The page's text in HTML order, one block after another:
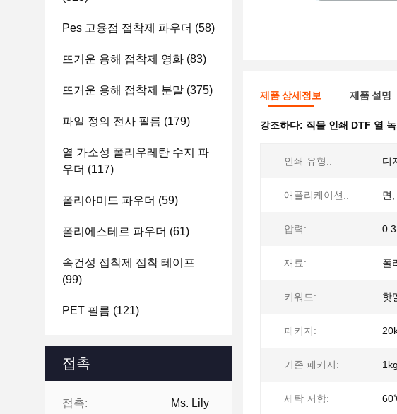
Pes 고융점 접착제 파우더 (58)
뜨거운 용해 접착제 영화 (83)
뜨거운 용해 접착제 분말 (375)
파일 정의 전사 필름 (179)
열 가소성 폴리우레탄 수지 파
우더 (117)
폴리아미드 파우더 (59)
폴리에스테르 파우더 (61)
속건성 접착제 접착 테이프
(99)
PET 필름 (121)
접촉
접촉: Ms. Lily
제품 상세정보 제품 설명
강조하다: 직물 인쇄 DTF 열
인쇄 유형:: 디
애플리케이션:: 면
압력:
재료: 폴
키워드: 핫
패키지:
기존 패키지:
세탁 저항: